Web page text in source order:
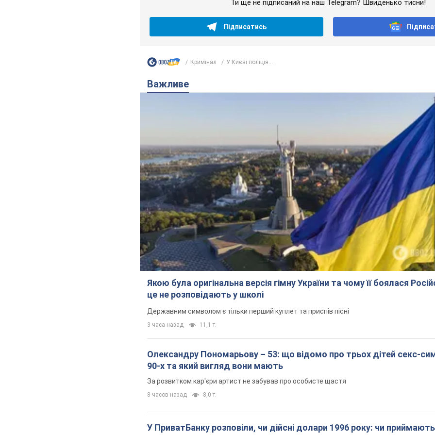
Ти ще не підписаний на наш Telegram? Швиденько тисни!
Підписатись
Кримінал У Києві поліція...
Важливе
Якою була оригінальна версія гімну України та чому її боялася
це не розповідають у школі
Державним символом є тільки перший куплет та приспів пісні
3 часа назад 11,1 т.
Олександру Пономарьову – 53: що відомо про трьох дітей секс-
90-х та який вигляд вони мають
За розвитком кар'єри артист не забував про особисте щастя
8 часов назад 8,0 т.
У ПриватБанку розповіли, чи дійсні долари 1996 року: чи приймають